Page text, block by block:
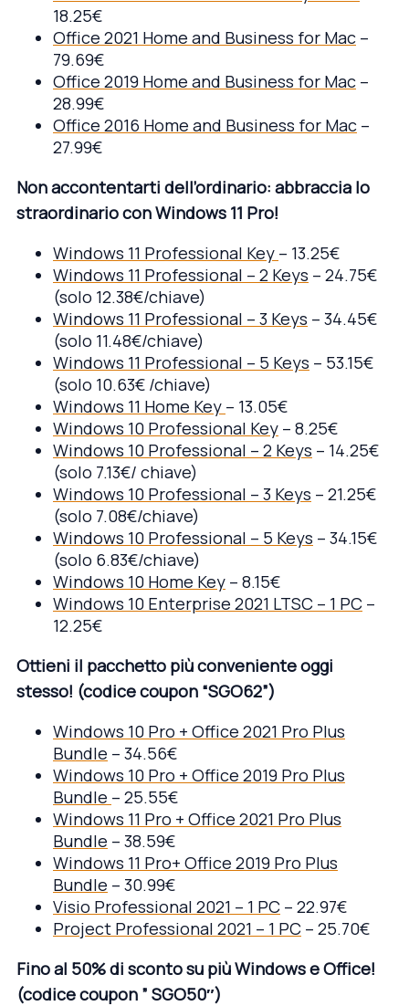
18.25€
Office 2021 Home and Business for Mac –
79.69€
Office 2019 Home and Business for Mac –
28.99€
Office 2016 Home and Business for Mac –
27.99€
Non accontentarti dell’ordinario: abbraccia lo
straordinario con Windows 11 Pro!
Windows 11 Professional Key – 13.25€
Windows 11 Professional – 2 Keys – 24.75€
(solo 12.38€/chiave)
Windows 11 Professional – 3 Keys – 34.45€
(solo 11.48€/chiave)
Windows 11 Professional – 5 Keys – 53.15€
(solo 10.63€ /chiave)
Windows 11 Home Key – 13.05€
Windows 10 Professional Key – 8.25€
Windows 10 Professional – 2 Keys – 14.25€
(solo 7.13€/ chiave)
Windows 10 Professional – 3 Keys – 21.25€
(solo 7.08€/chiave)
Windows 10 Professional – 5 Keys – 34.15€
(solo 6.83€/chiave)
Windows 10 Home Key – 8.15€
Windows 10 Enterprise 2021 LTSC – 1 PC –
12.25€
Ottieni il pacchetto più conveniente oggi
stesso! (codice coupon “SGO62”)
Windows 10 Pro + Office 2021 Pro Plus
Bundle – 34.56€
Windows 10 Pro + Office 2019 Pro Plus
Bundle – 25.55€
Windows 11 Pro + Office 2021 Pro Plus
Bundle – 38.59€
Windows 11 Pro+ Office 2019 Pro Plus
Bundle – 30.99€
Visio Professional 2021 – 1 PC – 22.97€
Project Professional 2021 – 1 PC – 25.70€
Fino al 50% di sconto su più Windows e Office!
(codice coupon ” SGO50″)